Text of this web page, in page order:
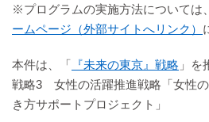
※プログラムの実施方法については
ームページ（外部サイトへリンク）
本件は、「 『未来の東京』戦略 」を
戦略3 女性の活躍推進戦略「女性
き方サポートプロジェクト」